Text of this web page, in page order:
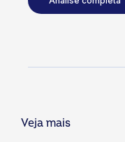
Veja mais